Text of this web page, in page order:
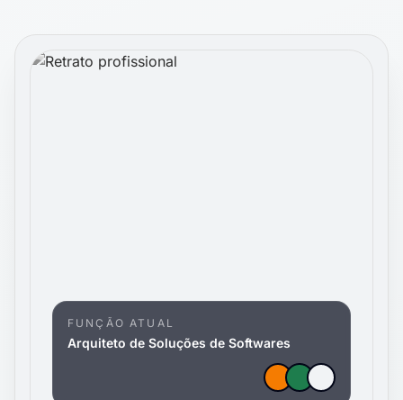
FUNÇÃO ATUAL
Arquiteto de Soluções de Softwares